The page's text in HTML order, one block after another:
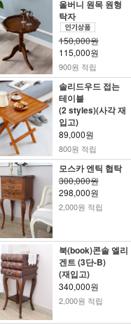
올버니 원목 원형
탁자
150,000원
115,000원
900원 적립
솔리드우드 접는
테이블
(2 styles)(사각 재
입고)
89,000원
800원 적립
모스카 엔틱 협탁
300,000원
298,000원
2,000원 적립
북(book)콘솔 엘리
겐트 (3단-B)
(재입고)
340,000원
2,000원 적립